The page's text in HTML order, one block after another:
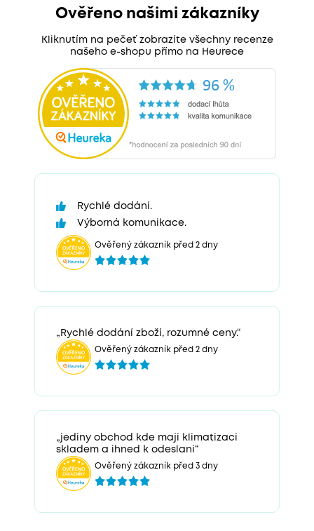
Ověřeno našimi zákazníky
Kliknutím na pečeť zobrazíte všechny recenze
našeho e-shopu přímo na Heurece
Rychlé dodání.
Výborná komunikace.
Ověřený zákazník před 2 dny
„Rychlé dodání zboží, rozumné ceny.“
Ověřený zákazník před 2 dny
„jediny obchod kde maji klimatizaci
skladem a ihned k odeslani“
Ověřený zákazník před 3 dny